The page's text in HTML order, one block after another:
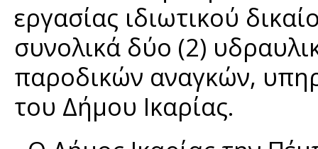
εργασίας ιδιωτικού
συνολικά δύο (2)
παροδικών αναγκών,
του Δήμου Ικαρίας.